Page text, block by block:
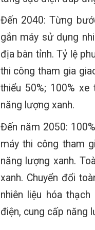
Đến 2040: Từng
gắn máy sử dụng
địa bàn tỉnh. Tỷ lệ
thi công tham gia
thiểu 50%; 100%
năng lượng xanh.
Đến năm 2050:
máy thi công tham
năng lượng xanh.
xanh. Chuyển đổi
nhiên liệu hóa
điện, cung cấp năng